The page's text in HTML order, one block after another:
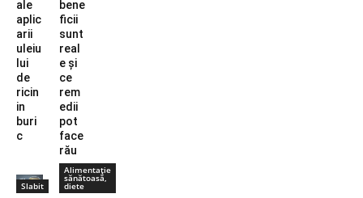
ale
aplic
arii
uleiu
lui
de
ricin
in
buri
c
bene
ficii
sunt
real
e și
ce
rem
edii
pot
face
rău
Slabit
Alimentație
sănătoasă,
diete